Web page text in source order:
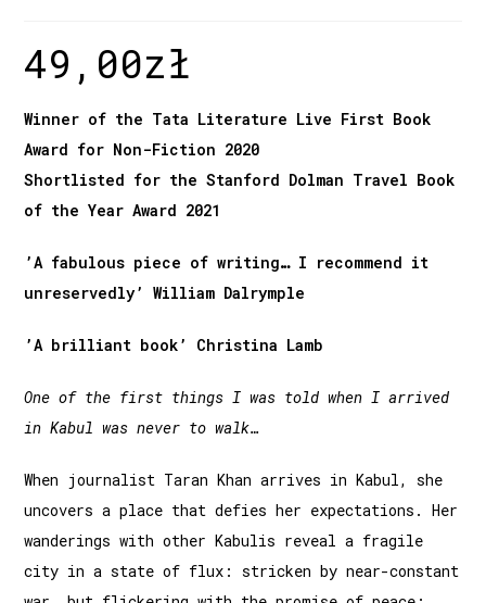
49,00zł
Winner of the Tata Literature Live First Book
Award for Non-Fiction 2020
Shortlisted for the Stanford Dolman Travel Book
of the Year Award 2021
’A fabulous piece of writing… I recommend it
unreservedly’ William Dalrymple
’A brilliant book’ Christina Lamb
One of the first things I was told when I arrived
in Kabul was never to walk…
When journalist Taran Khan arrives in Kabul, she
uncovers a place that defies her expectations. Her
wanderings with other Kabulis reveal a fragile
city in a state of flux: stricken by near-constant